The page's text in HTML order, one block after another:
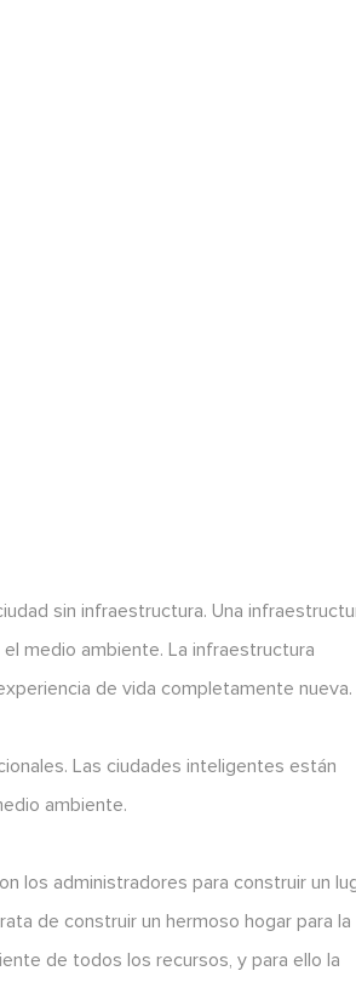
sin infraestructura. Una
medio ambiente. La infraestructura
de vida completamente nueva.
Las ciudades inteligentes están
ambiente.
los administradores para construir un
de construir un hermoso hogar para la
de todos los recursos, y para ello la